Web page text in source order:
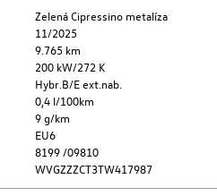
Zelená Cipressino metalíza
11/2025
9.765 km
200 kW/272 K
Hybr.B/E ext.nab.
0,4 l/100km
9 g/km
EU6
8199 /09810
WVGZZZCT3TW417987